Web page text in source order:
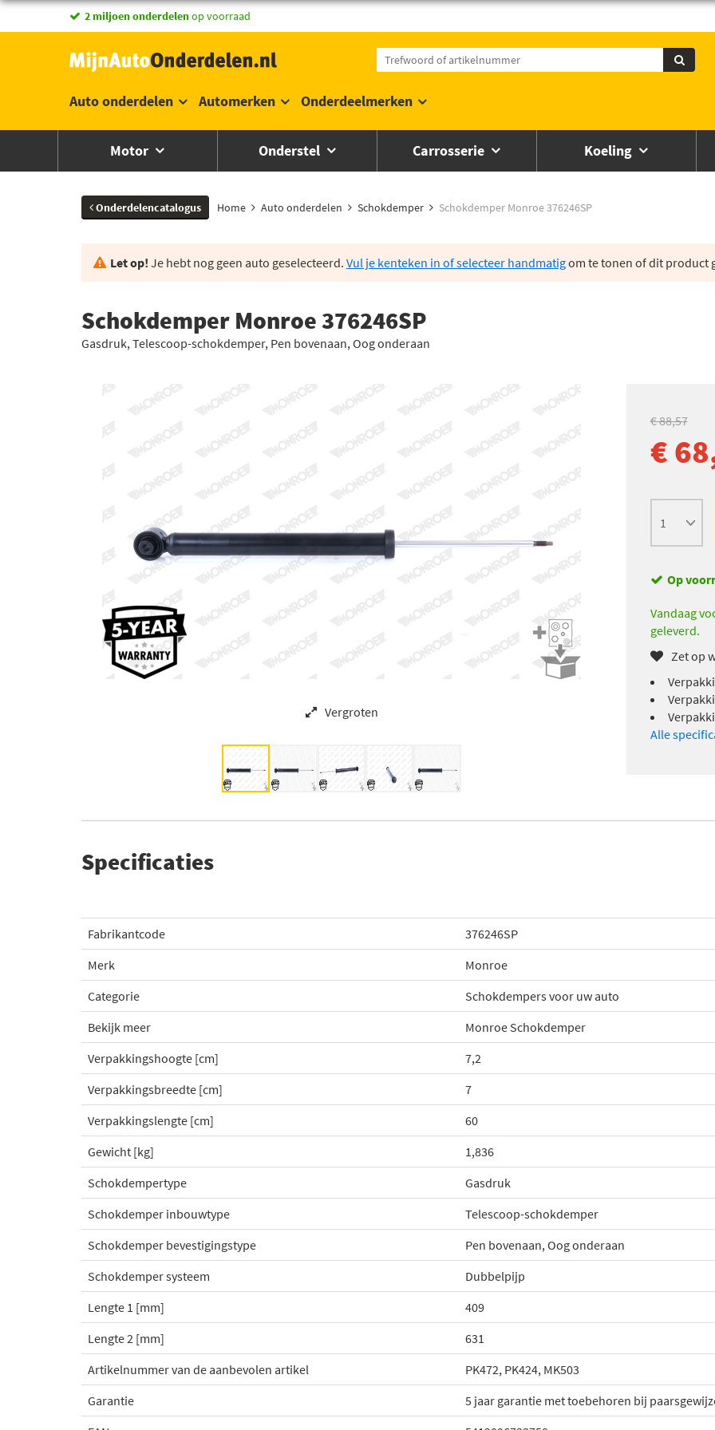
vandaag besteld,morgen in huis *
Auto onderdelen Automerken Onderdeelmerken
Motor Onderstel Carrosserie Koeling
Onderdelencatalogus Home Auto onderdelen Schokdemper Schokdemper Monroe 376246SP
Let op! Je hebt nog geen auto geselecteerd. Vul je kenteken in of selecteer handmatigom te tonen of dit product
Schokdemper Monroe 376246SP
Gasdruk, Telescoop-schokdemper, Pen bovenaan, Oog onderaan
Vergroten
€ 88,57
€
Op
Vandaag
geleverd.
Zet op
Alle
Specificaties
Fabrikantcode
376246SP
Merk
Monroe
Categorie
Schokdempers voor uw auto
Bekijk meer
Monroe Schokdemper
Verpakkingshoogte [cm]
7,2
Verpakkingsbreedte [cm]
7
Verpakkingslengte [cm]
60
Gewicht [kg]
1,836
Schokdempertype
Gasdruk
Schokdemper inbouwtype
Telescoop-schokdemper
Schokdemper bevestigingstype
Pen bovenaan, Oog onderaan
Schokdemper systeem
Dubbelpijp
Lengte 1 [mm]
409
Lengte 2 [mm]
631
Artikelnummer van de aanbevolen artikel
PK472, PK424, MK503
Garantie
5 jaar garantie met toebehoren bij